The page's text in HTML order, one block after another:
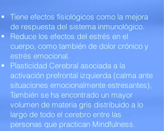
Tiene efectos fisiológicos como la mejora
de respuesta del sistema inmunológico.
Reduce los efectos del estrés en el
cuerpo, como también de dolor crónico y
estrés emocional.
Plasticidad Cerebral asociada a la
activación prefrontal izquierda (calma ante
situaciones emocionalmente estresantes),
También se ha encontrado un mayor
volumen de materia gris distribuido a lo
largo de todo el cerebro entre las
personas que practican Mindfulness.